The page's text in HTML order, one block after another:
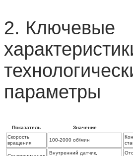
2. Ключевые
параметры
Показатель Значение
Скорость
вращения
100‑2000 об/мин
Внутренний датчик,